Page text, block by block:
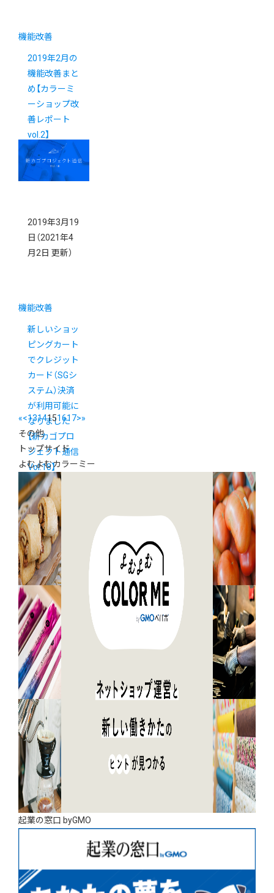
機能改善
2019年2月の
機能改善まと
め【カラーミ
ーショップ改
善レポート
vol.2】
2019年3月19
日 （2021年4
月2日 更新）
機能改善
新しいショッ
ピングカート
でクレジット
カード（SGシ
ステム）決済
が利用可能に
なりました
【新カゴプロ
ジェクト通信
Vol.18】
«<1314151617>»
その他
トップサイド
よむよむカラーミー
起業の窓口 byGMO